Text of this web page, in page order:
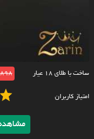
ساخت با طلای ۱۸ عیار
امتیاز کاربران